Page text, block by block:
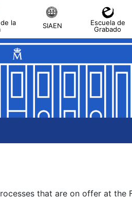
la
SIAEN
Escuela de
Grabado
that are on offer at the